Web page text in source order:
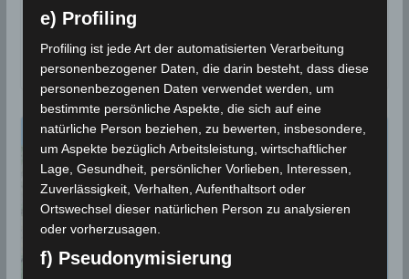
Sidi Bouzid [M3.70]
10. September 2021
e) Profiling
Profiling ist jede Art der automatisierten Verarbeitung
personenbezogener Daten, die darin besteht, dass diese
personenbezogenen Daten verwendet werden, um
bestimmte persönliche Aspekte, die sich auf eine
natürliche Person beziehen, zu bewerten, insbesondere,
um Aspekte bezüglich Arbeitsleistung, wirtschaftlicher
Lage, Gesundheit, persönlicher Vorlieben, Interessen,
Zuverlässigkeit, Verhalten, Aufenthaltsort oder
Ortswechsel dieser natürlichen Person zu analysieren
oder vorherzusagen.
f) Pseudonymisierung